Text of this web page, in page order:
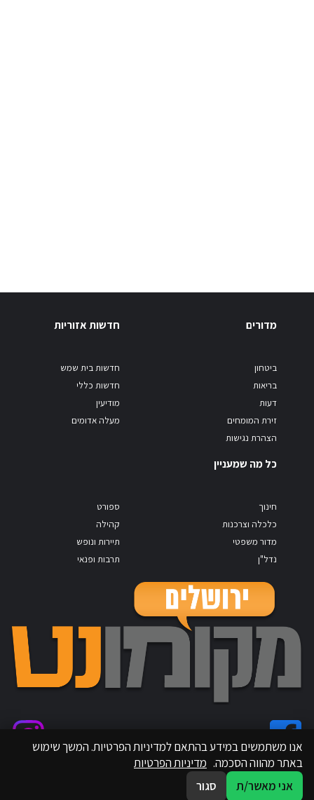
מדורים
ביטחון
בריאות
דעות
זירת המומחים
הצהרת נגישות
חדשות אזוריות
חדשות בית שמש
חדשות כללי
מודיעין
מעלה אדומים
כל מה שמעניין
חינוך
כלכלה וצרכנות
מדור משפטי
נדל"ן
ספורט
קהילה
תיירות ונופש
תרבות ופנאי
אנו משתמשים במידע בהתאם למדיניות הפרטיות. המשך שימוש
באתר מהווה הסכמה. מדיניות הפרטיות
אני מאשר/ת
סגור